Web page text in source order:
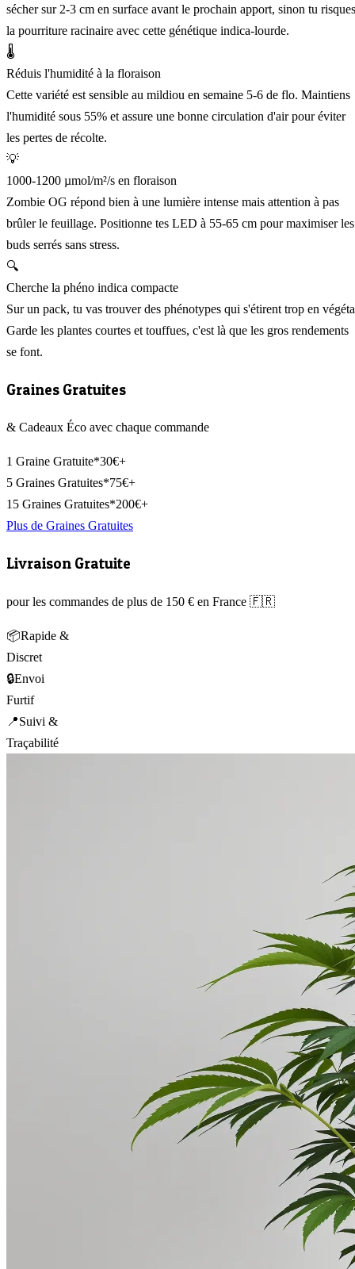
sécher sur 2-3 cm en surface avant le prochain apport, sinon tu risques
la pourriture racinaire avec cette génétique indica-lourde.
🌡️
Réduis l'humidité à la floraison
Cette variété est sensible au mildiou en semaine 5-6 de flo. Maintiens
l'humidité sous 55% et assure une bonne circulation d'air pour éviter
les pertes de récolte.
💡
1000-1200 µmol/m²/s en floraison
Zombie OG répond bien à une lumière intense mais attention à pas
brûler le feuillage. Positionne tes LED à 55-65 cm pour maximiser les
buds serrés sans stress.
🔍
Cherche la phéno indica compacte
Sur un pack, tu vas trouver des phénotypes qui s'étirent trop en
Garde les plantes courtes et touffues, c'est là que les gros rendements
se font.
Graines Gratuites
& Cadeaux Éco avec chaque commande
1 Graine Gratuite*30€+
5 Graines Gratuites*75€+
15 Graines Gratuites*200€+
Plus de Graines Gratuites
Livraison Gratuite
pour les commandes de plus de 150 € en France 🇫🇷
📦Rapide &
Discret
🔒Envoi
Furtif
📍Suivi &
Traçabilité